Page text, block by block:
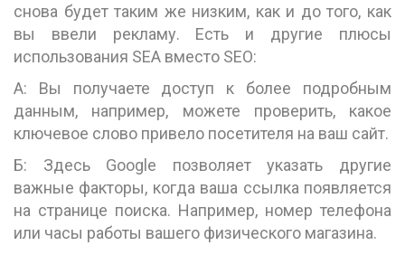
снова будет таким же низким, как и до того, как
вы ввели рекламу. Есть и другие плюсы
использования SEA вместо SEO:
А: Вы получаете доступ к более подробным
данным, например, можете проверить, какое
ключевое слово привело посетителя на ваш сайт.
Б: Здесь Google позволяет указать другие
важные факторы, когда ваша ссылка появляется
на странице поиска. Например, номер телефона
или часы работы вашего физического магазина.